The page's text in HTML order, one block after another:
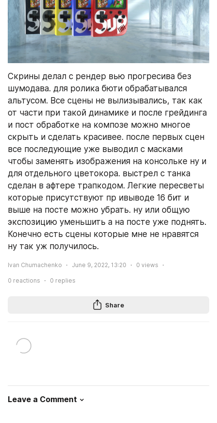
Скрины делал с рендер вью прогресива без
шумодава. для ролика бюти обрабатывался
альтусом. Все сцены не вылизывались, так как
от части при такой динамике и после грейдинга
и пост обработке на композе можно многое
скрыть и сделать красивее. после первых сцен
все последующие уже выводил с масками
чтобы заменять изображения на консольке ну и
для отдельного цветокора. выстрел с танка
сделан в афтере трапкодом. Легкие пересветы
которые присутствуют пр ивыводе 16 бит и
выше на посте можно убрать. ну или общую
экспозицию уменьшить а на посте уже поднять.
Конечно есть сцены которые мне не нравятся
ну так уж получилось.
Ivan Chumachenko June 9, 2022, 13:20 0 views
0 reactions 0 replies
Share
Leave a Comment